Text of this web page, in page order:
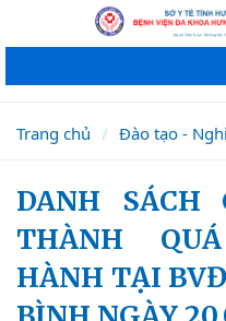
Trang chủ Đào tạo -
DANH SÁCH CÁ NHÂN HOÀN
THÀNH
HÀNH TẠI